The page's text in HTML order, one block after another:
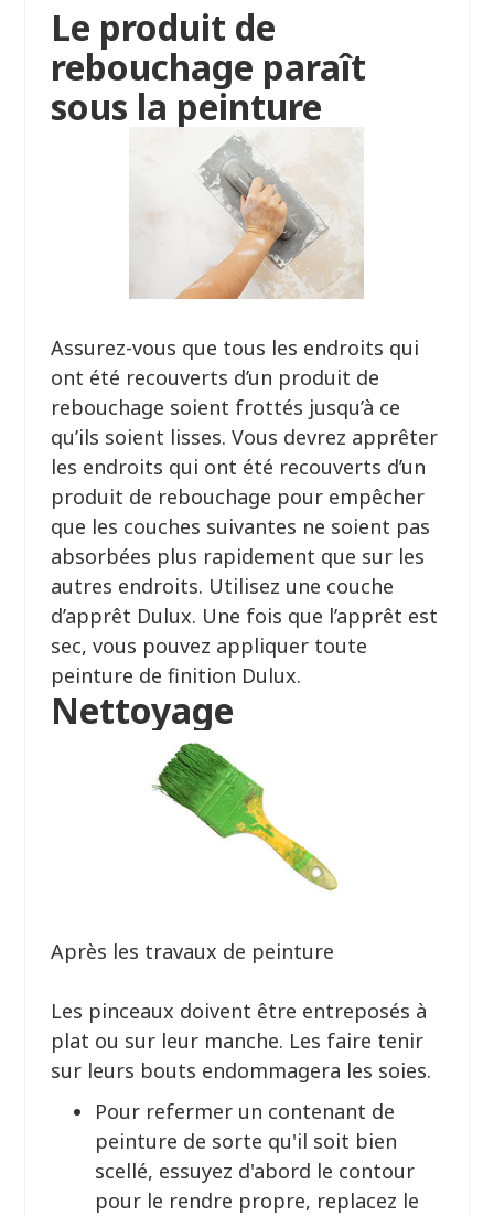
Le produit de
rebouchage paraît
sous la peinture
Assurez-vous que tous les endroits qui
ont été recouverts d’un produit de
rebouchage soient frottés jusqu’à ce
qu’ils soient lisses. Vous devrez apprêter
les endroits qui ont été recouverts d’un
produit de rebouchage pour empêcher
que les couches suivantes ne soient pas
absorbées plus rapidement que sur les
autres endroits. Utilisez une couche
d’apprêt Dulux. Une fois que l’apprêt est
sec, vous pouvez appliquer toute
peinture de finition Dulux.
Nettoyage
Après les travaux de peinture
Les pinceaux doivent être entreposés à
plat ou sur leur manche. Les faire tenir
sur leurs bouts endommagera les soies.
Pour refermer un contenant de
peinture de sorte qu'il soit bien
scellé, essuyez d'abord le contour
pour le rendre propre, replacez le